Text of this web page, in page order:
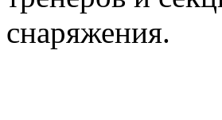
снаряжения.